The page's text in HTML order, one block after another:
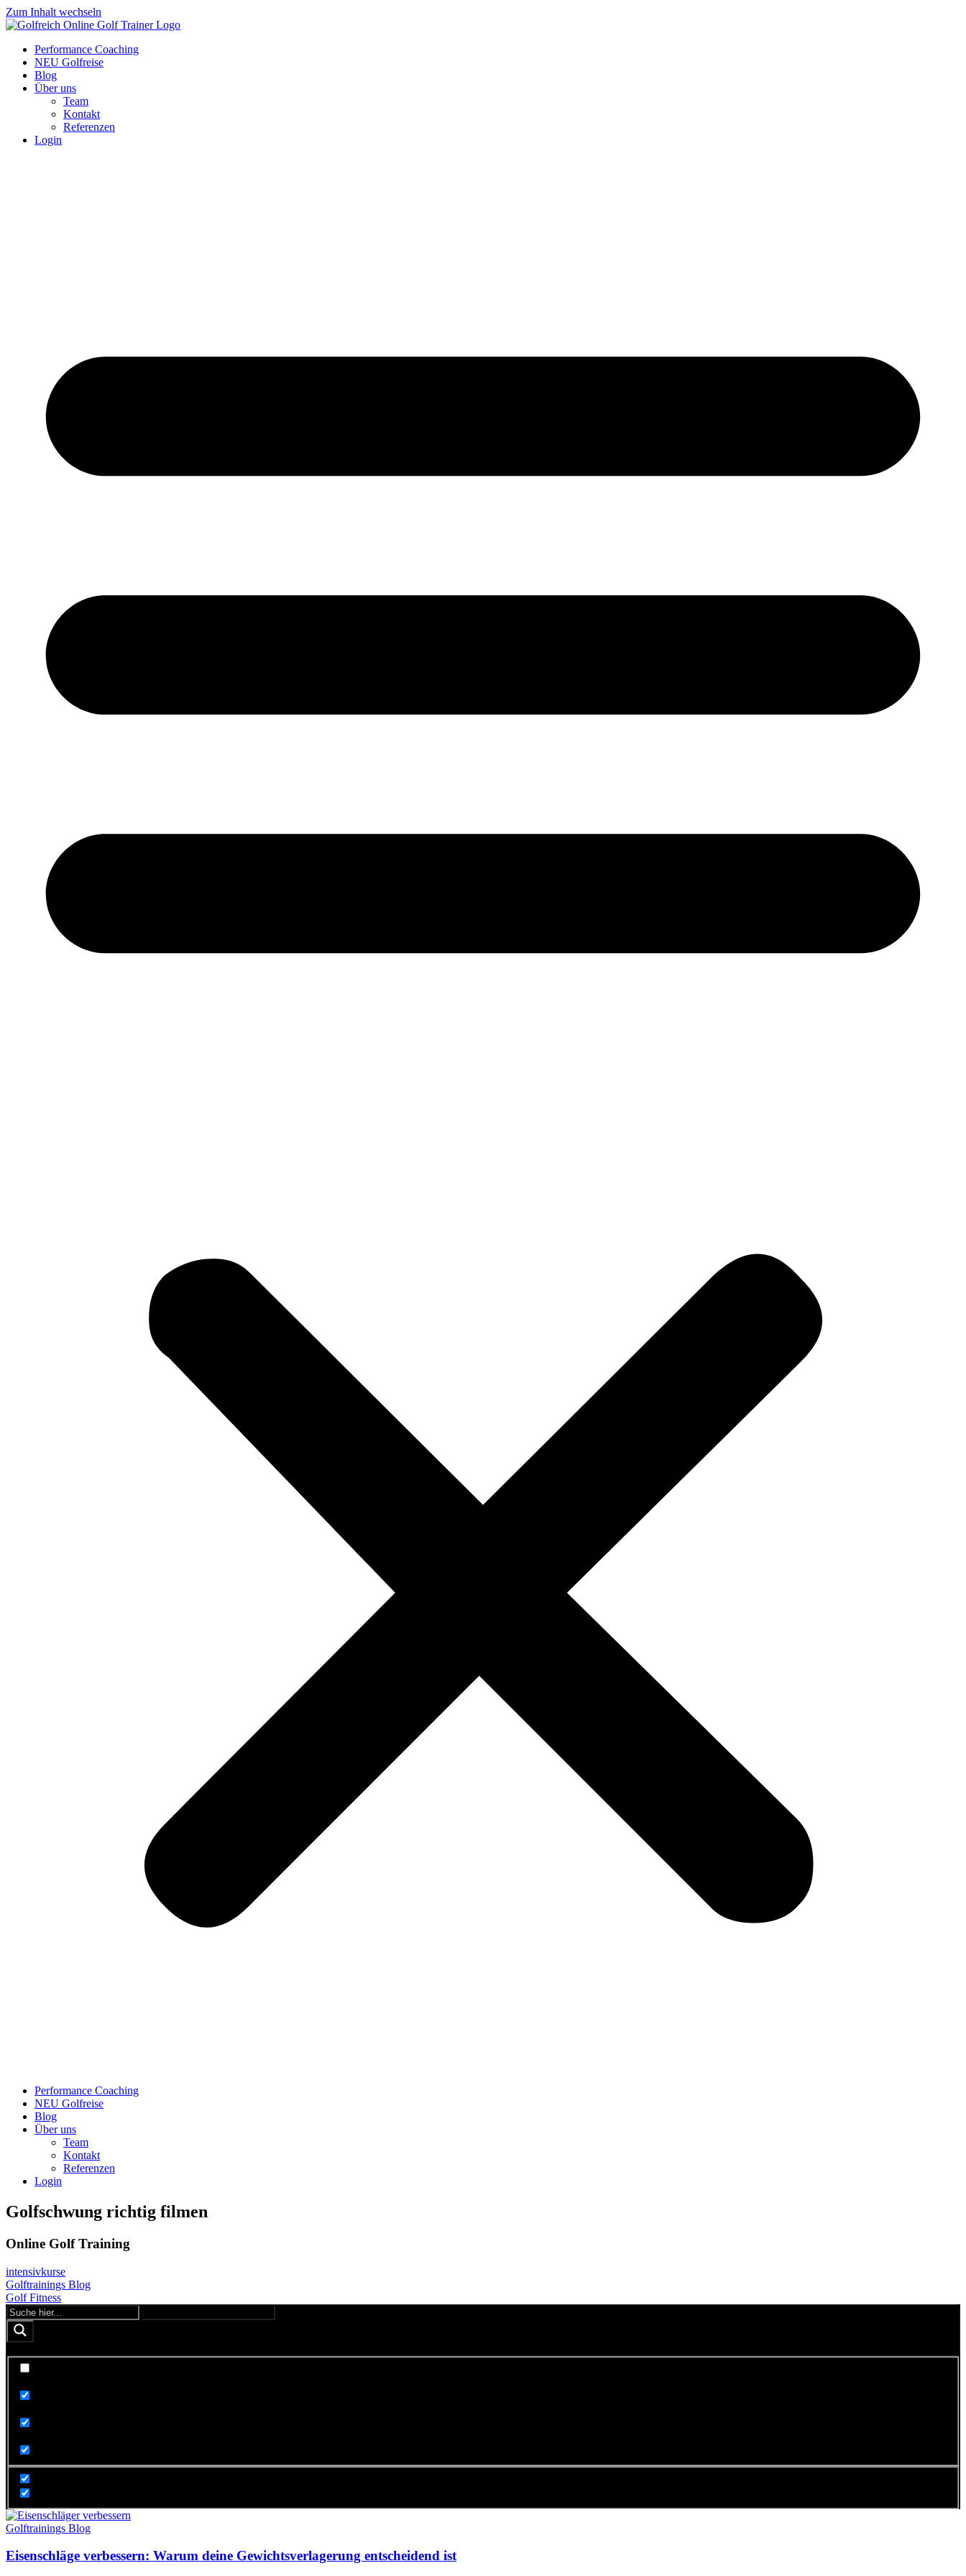
Zum Inhalt wechseln
Performance Coaching
NEU Golfreise
Blog
Über uns
Team
Kontakt
Referenzen
Login
Performance Coaching
NEU Golfreise
Blog
Über uns
Team
Kontakt
Referenzen
Login
Golfschwung richtig filmen
Online Golf Training
intensivkurse
Golftrainings Blog
Golf Fitness
Golftrainings Blog
Eisenschläge verbessern: Warum deine Gewichtsverlagerung entscheidend ist